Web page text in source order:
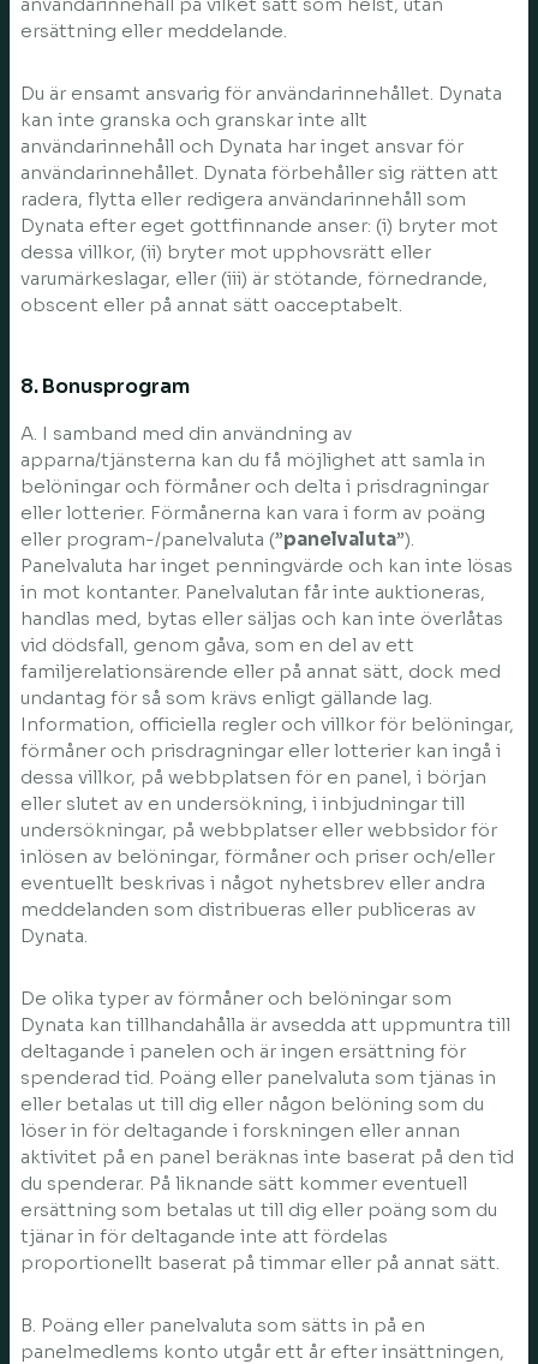
ersättning eller meddelande.
Du är ensamt ansvarig för användarinnehållet. Dynata
kan inte granska och granskar inte allt
användarinnehåll och Dynata har inget ansvar för
användarinnehållet. Dynata förbehåller sig rätten att
radera, flytta eller redigera användarinnehåll som
Dynata efter eget gottfinnande anser: (i) bryter mot
dessa villkor, (ii) bryter mot upphovsrätt eller
varumärkeslagar, eller (iii) är stötande, förnedrande,
obscent eller på annat sätt oacceptabelt.
8. Bonusprogram
A. I samband med din användning av
apparna/tjänsterna kan du få möjlighet att samla in
belöningar och förmåner och delta i prisdragningar
eller lotterier. Förmånerna kan vara i form av poäng
eller program-/panelvaluta (”panelvaluta”).
Panelvaluta har inget penningvärde och kan inte lösas
in mot kontanter. Panelvalutan får inte auktioneras,
handlas med, bytas eller säljas och kan inte överlåtas
vid dödsfall, genom gåva, som en del av ett
familjerelationsärende eller på annat sätt, dock med
undantag för så som krävs enligt gällande lag.
Information, officiella regler och villkor för belöningar,
förmåner och prisdragningar eller lotterier kan ingå i
dessa villkor, på webbplatsen för en panel, i början
eller slutet av en undersökning, i inbjudningar till
undersökningar, på webbplatser eller webbsidor för
inlösen av belöningar, förmåner och priser och/eller
eventuellt beskrivas i något nyhetsbrev eller andra
meddelanden som distribueras eller publiceras av
Dynata.
De olika typer av förmåner och belöningar som
Dynata kan tillhandahålla är avsedda att uppmuntra till
deltagande i panelen och är ingen ersättning för
spenderad tid. Poäng eller panelvaluta som tjänas in
eller betalas ut till dig eller någon belöning som du
löser in för deltagande i forskningen eller annan
aktivitet på en panel beräknas inte baserat på den tid
du spenderar. På liknande sätt kommer eventuell
ersättning som betalas ut till dig eller poäng som du
tjänar in för deltagande inte att fördelas
proportionellt baserat på timmar eller på annat sätt.
B. Poäng eller panelvaluta som sätts in på en
panelmedlems konto utgår ett år efter insättningen,